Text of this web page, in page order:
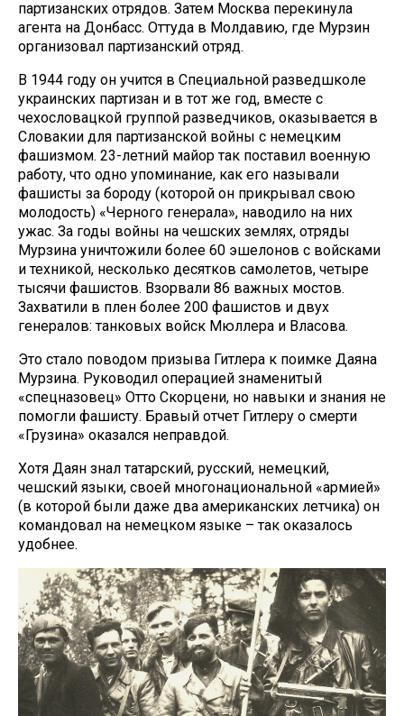
партизанских отрядов. Затем Москва перекинула
агента на Донбасс. Оттуда в Молдавию, где Мурзин
организовал партизанский отряд.
В 1944 году он учится в Специальной разведшколе
украинских партизан и в тот же год, вместе с
чехословацкой группой разведчиков, оказывается в
Словакии для партизанской войны с немецким
фашизмом. 23-летний майор так поставил военную
работу, что одно упоминание, как его называли
фашисты за бороду (которой он прикрывал свою
молодость) «Черного генерала», наводило на них
ужас. За годы войны на чешских землях, отряды
Мурзина уничтожили более 60 эшелонов с войсками
и техникой, несколько десятков самолетов, четыре
тысячи фашистов. Взорвали 86 важных мостов.
Захватили в плен более 200 фашистов и двух
генералов: танковых войск Мюллера и Власова.
Это стало поводом призыва Гитлера к поимке Даяна
Мурзина. Руководил операцией знаменитый
«спецназовец» Отто Скорцени, но навыки и знания не
помогли фашисту. Бравый отчет Гитлеру о смерти
«Грузина» оказался неправдой.
Хотя Даян знал татарский, русский, немецкий,
чешский языки, своей многонациональной «армией»
(в которой были даже два американских летчика) он
командовал на немецком языке – так оказалось
удобнее.